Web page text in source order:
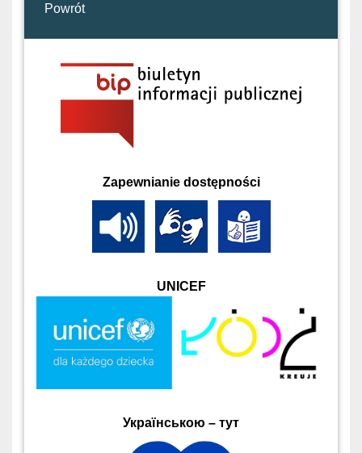
Powrót
Zapewnianie dostępności
UNICEF
Українською – тут